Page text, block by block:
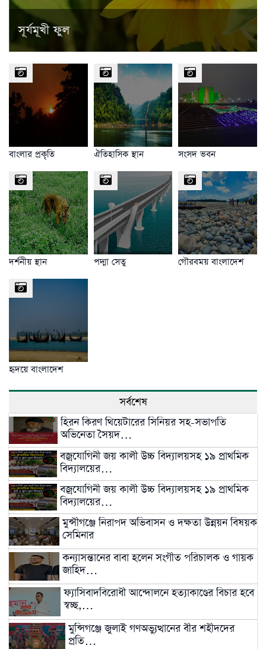
সূর্যমূখী ফুল
বাংলার প্রকৃতি ঐতিহাসিক স্থান সংসদ ভবন
দর্শনীয় স্থান পদ্মা সেতু গৌরবময় বাংলাদেশ
হৃদয়ে বাংলাদেশ
সর্বশেষ
হিরন কিরণ থিয়েটারের সিনিয়র সহ-সভাপতি
অভিনেতা সৈয়দ…
বজ্রযোগিনী জয় কালী উচ্চ বিদ্যালয়সহ ১৯ প্রাথমিক
বিদ্যালয়ের…
বজ্রযোগিনী জয় কালী উচ্চ বিদ্যালয়সহ ১৯ প্রাথমিক
বিদ্যালয়ের…
মুন্সীগঞ্জে নিরাপদ অভিবাসন ও দক্ষতা উন্নয়ন বিষয়ক
সেমিনার
কন্যাসন্তানের বাবা হলেন সংগীত পরিচালক ও গায়ক
জাহিদ…
ফ্যাসিবাদবিরোধী আন্দোলনে হত্যাকাণ্ডের বিচার হবে
স্বচ্ছ,…
মুন্সিগঞ্জে জুলাই গণঅভ্যুত্থানের বীর শহীদদের
প্রতি…